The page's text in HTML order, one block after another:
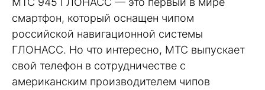
смартфон, который оснащен чипом
российской навигационной системы
ГЛОНАСС. Но что интересно, МТС выпускает
свой телефон в сотрудничестве с
американским производителем чипов